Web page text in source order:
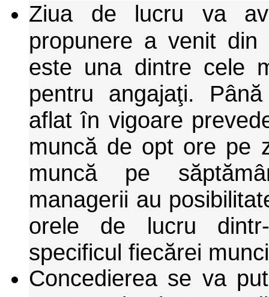
Ziua de lucru va
propunere a venit din
este una dintre cele
pentru angajaţi.
aflat în vigoare
muncă de opt ore pe
muncă pe
managerii au
orele de lucru
specificul fiecărei
Concedierea se va